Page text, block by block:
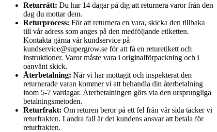
Returrätt: Du har 14 dagar på dig att returnera varor från den
dag du mottar dem.
Returprocess: För att returnera en vara, skicka den tillbaka
till vår adress som anges på den medföljande etiketten.
Kontakta gärna vår kundservice på
kundservice@supergrow.se för att få en returetikett och
instruktioner. Varor måste vara i originalförpackning och i
oanvänt skick.
Återbetalning: När vi har mottagit och inspekterat den
returnerade varan kommer vi att behandla din återbetalning
inom 5-7 vardagar. Återbetalningen görs via den ursprungliga
betalningsmetoden.
Returfrakt: Om returen beror på ett fel från vår sida täcker vi
returfrakten. I andra fall är det kundens ansvar att betala för
returfrakten.